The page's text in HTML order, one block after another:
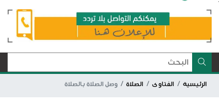
الرئيسية الفتاوى الصلاة وصل الصلاة بالصلاة